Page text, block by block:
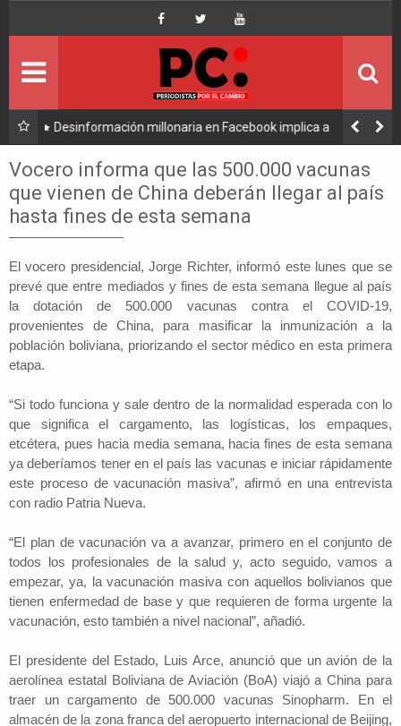
a
Caso consorcio: Abogado acusado reaparece y
su denuncia contra Coaquira
Vocero informa que las 500.000 vacunas
que vienen de China deberán llegar al país
hasta fines de esta semana
El vocero presidencial, Jorge Richter, informó este lunes que se
prevé que entre mediados y fines de esta semana llegue al país
la dotación de 500.000 vacunas contra el COVID-19,
provenientes de China, para masificar la inmunización a la
población boliviana, priorizando el sector médico en esta primera
etapa.
“Si todo funciona y sale dentro de la normalidad esperada con lo
que significa el cargamento, las logísticas, los empaques,
etcétera, pues hacia media semana, hacia fines de esta semana
ya deberíamos tener en el país las vacunas e iniciar rápidamente
este proceso de vacunación masiva”, afirmó en una entrevista
con radio Patria Nueva.
“El plan de vacunación va a avanzar, primero en el conjunto de
todos los profesionales de la salud y, acto seguido, vamos a
empezar, ya, la vacunación masiva con aquellos bolivianos que
tienen enfermedad de base y que requieren de forma urgente la
vacunación, esto también a nivel nacional”, añadió.
El presidente del Estado, Luis Arce, anunció que un avión de la
aerolínea estatal Boliviana de Aviación (BoA) viajó a China para
traer un cargamento de 500.000 vacunas Sinopharm. En el
almacén de la zona franca del aeropuerto internacional de Beijing,
Portada
Ultimo
Economía
Nacional
Lee Más